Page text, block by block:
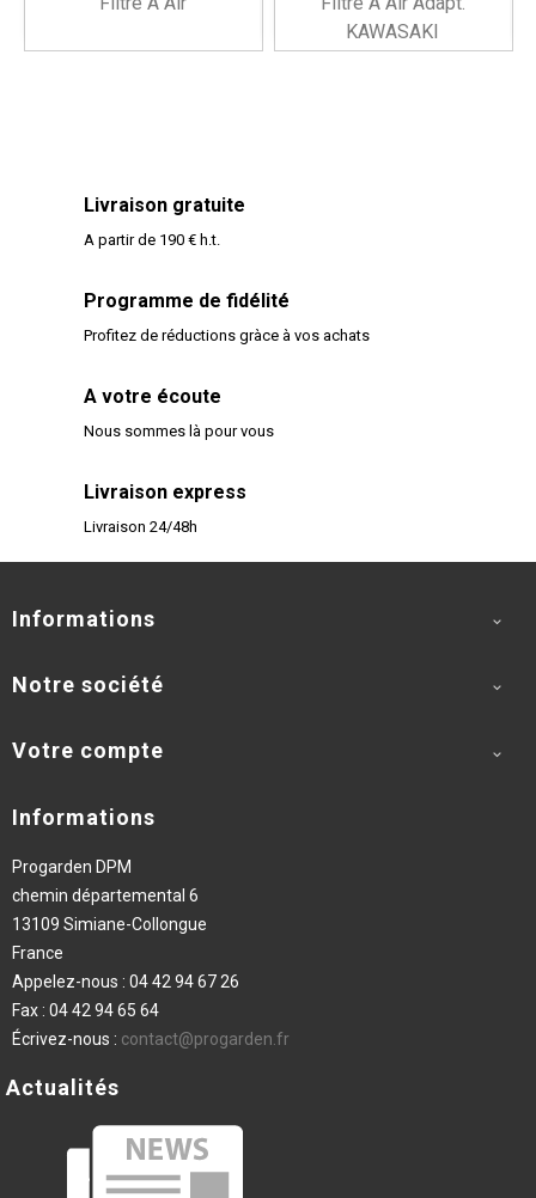
KAWASAKI
Livraison gratuite
A partir de 190 € h.t.
Programme de fidélité
Profitez de réductions gràce à vos achats
A votre écoute
Nous sommes là pour vous
Livraison express
Livraison 24/48h
Informations 
Notre société 
Votre compte 
Informations
Progarden DPM
chemin départemental 6
13109 Simiane-Collongue
France
Appelez-nous : 04 42 94 67 26
Fax : 04 42 94 65 64
Écrivez-nous : contact@progarden.fr
Actualités